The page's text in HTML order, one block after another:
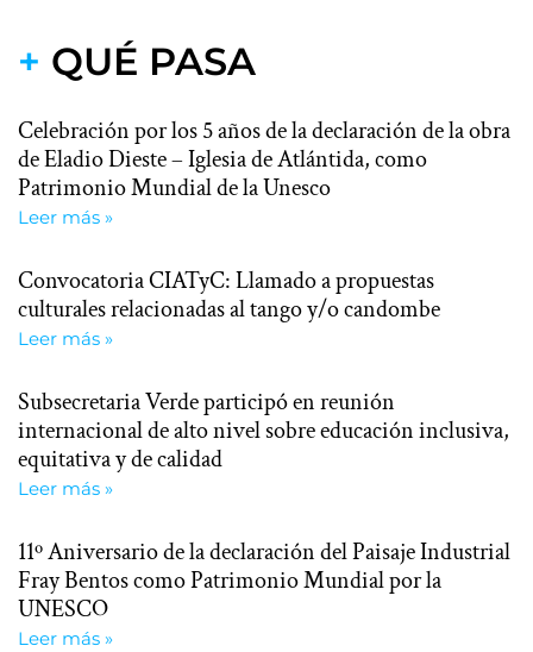
+ QUÉ PASA
Celebración por los 5 años de la declaración de la obra
de Eladio Dieste – Iglesia de Atlántida, como
Patrimonio Mundial de la Unesco
Leer más »
Convocatoria CIATyC: Llamado a propuestas
culturales relacionadas al tango y/o candombe
Leer más »
Subsecretaria Verde participó en reunión
internacional de alto nivel sobre educación inclusiva,
equitativa y de calidad
Leer más »
11º Aniversario de la declaración del Paisaje Industrial
Fray Bentos como Patrimonio Mundial por la
UNESCO
Leer más »